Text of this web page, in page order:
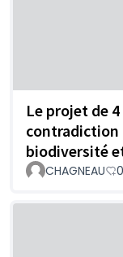
Le projet de
contradiction
biodiversité
CHAGNEAU 0